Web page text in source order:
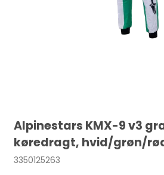
Alpinestars KMX-9 v3
køredragt, hvid/grøn/
3350125263